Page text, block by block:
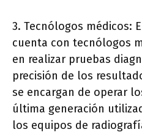
3. Tecnólogos médicos:
cuenta con tecnólogos
en realizar pruebas
precisión de los
se encargan de operar
última generación
los equipos de